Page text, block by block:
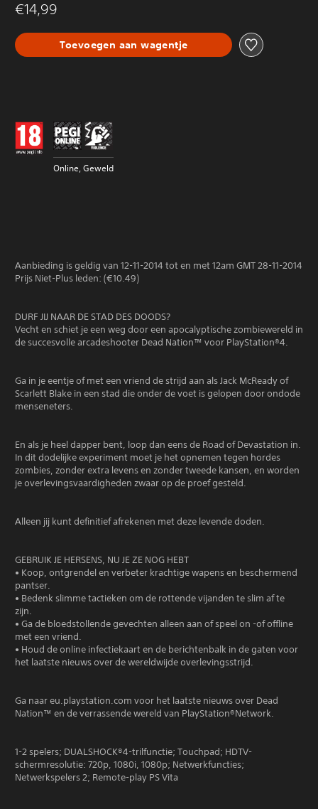
€14,99
Toevoegen aan wagentje
Online, Geweld
Aanbieding is geldig van 12-11-2014 tot en met 12am GMT 28-11-2014
Prijs Niet-Plus leden: (€10.49)
DURF JIJ NAAR DE STAD DES DOODS?
Vecht en schiet je een weg door een apocalyptische zombiewereld in
de succesvolle arcadeshooter Dead Nation™ voor PlayStation®4.
Ga in je eentje of met een vriend de strijd aan als Jack McReady of
Scarlett Blake in een stad die onder de voet is gelopen door ondode
menseneters.
En als je heel dapper bent, loop dan eens de Road of Devastation in.
In dit dodelijke experiment moet je het opnemen tegen hordes
zombies, zonder extra levens en zonder tweede kansen, en worden
je overlevingsvaardigheden zwaar op de proef gesteld.
Alleen jij kunt definitief afrekenen met deze levende doden.
GEBRUIK JE HERSENS, NU JE ZE NOG HEBT
• Koop, ontgrendel en verbeter krachtige wapens en beschermend
pantser.
• Bedenk slimme tactieken om de rottende vijanden te slim af te
zijn.
• Ga de bloedstollende gevechten alleen aan of speel on -of offline
met een vriend.
• Houd de online infectiekaart en de berichtenbalk in de gaten voor
het laatste nieuws over de wereldwijde overlevingsstrijd.
Ga naar eu.playstation.com voor het laatste nieuws over Dead
Nation™ en de verrassende wereld van PlayStation®Network.
1-2 spelers; DUALSHOCK®4-trilfunctie; Touchpad; HDTV-
schermresolutie: 720p, 1080i, 1080p; Netwerkfuncties;
Netwerkspelers 2; Remote-play PS Vita